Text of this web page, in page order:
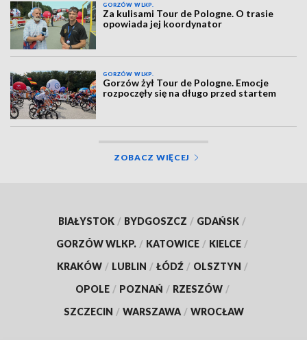
GORZÓW WLKP.
Za kulisami Tour de Pologne. O trasie
opowiada jej koordynator
GORZÓW WLKP.
Gorzów żył Tour de Pologne. Emocje
rozpoczęły się na długo przed startem
ZOBACZ WIĘCEJ
BIAŁYSTOK / BYDGOSZCZ / GDAŃSK /
GORZÓW WLKP. / KATOWICE / KIELCE /
KRAKÓW / LUBLIN / ŁÓDŹ / OLSZTYN /
OPOLE / POZNAŃ / RZESZÓW /
SZCZECIN / WARSZAWA / WROCŁAW